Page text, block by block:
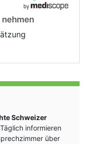
Schweizer
informieren
über